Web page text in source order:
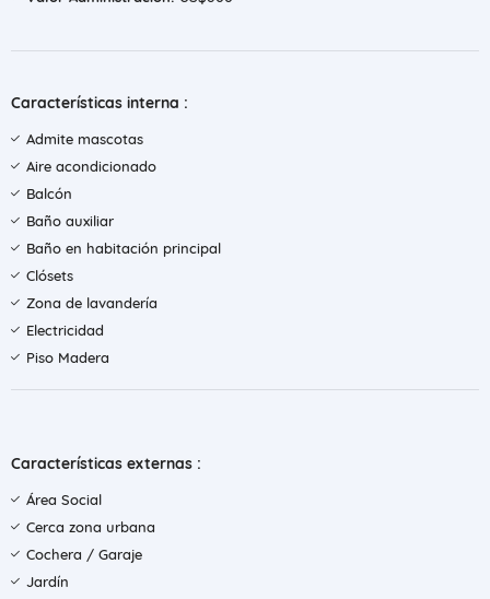
Características interna :
Admite mascotas
Aire acondicionado
Balcón
Baño auxiliar
Baño en habitación principal
Clósets
Zona de lavandería
Electricidad
Piso Madera
Características externas :
Área Social
Cerca zona urbana
Cochera / Garaje
Jardín